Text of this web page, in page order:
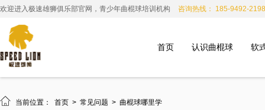
欢迎进入极速雄狮俱乐部官网，青少年曲棍球培训机构 咨询热线： 185-9492-2198
首页 认识曲棍球 软
 当前位置： 首页 > 常见问题 > 曲棍球哪里学